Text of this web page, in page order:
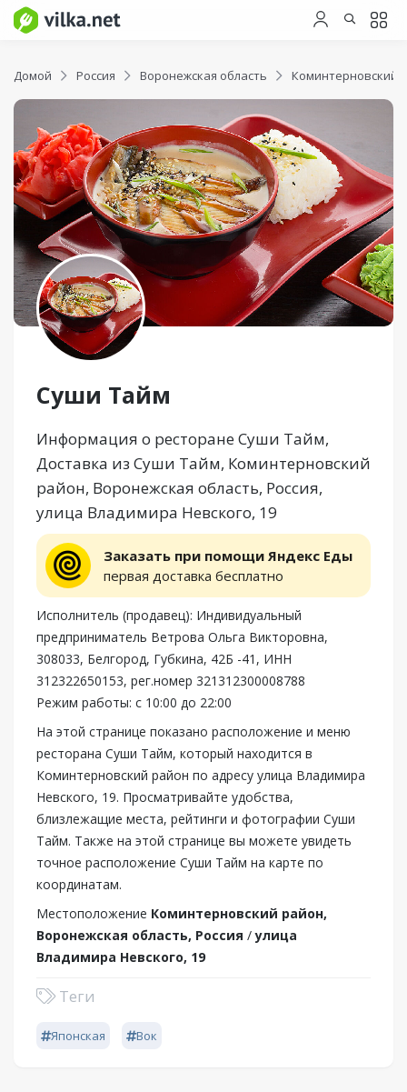
Домой Россия Воронежская область Коминтерновский
Суши Тайм
Информация о ресторане Суши Тайм,
Доставка из Суши Тайм, Коминтерновский
район, Воронежская область, Россия,
улица Владимира Невского, 19
Заказать при помощи Яндекс Еды
первая доставка бесплатно
Исполнитель (продавец): Индивидуальный
предприниматель Ветрова Ольга Викторовна,
308033, Белгород, Губкина, 42Б -41, ИНН
312322650153, рег.номер 321312300008788
Режим работы: с 10:00 до 22:00
На этой странице показано расположение и меню
ресторана Суши Тайм, который находится в
Коминтерновский район по адресу улица Владимира
Невского, 19. Просматривайте удобства,
близлежащие места, рейтинги и фотографии Суши
Тайм. Также на этой странице вы можете увидеть
точное расположение Суши Тайм на карте по
координатам.
Местоположение Коминтерновский район,
Воронежская область, Россия /улица
Владимира Невского, 19
Теги
Японская Вок